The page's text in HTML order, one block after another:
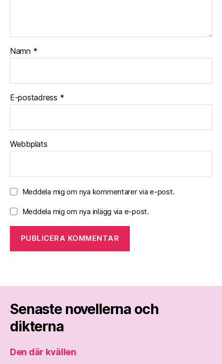
Namn *
E-postadress *
Webbplats
Meddela mig om nya kommentarer via e-post.
Meddela mig om nya inlägg via e-post.
Senaste novellerna och
dikterna
Den där kvällen